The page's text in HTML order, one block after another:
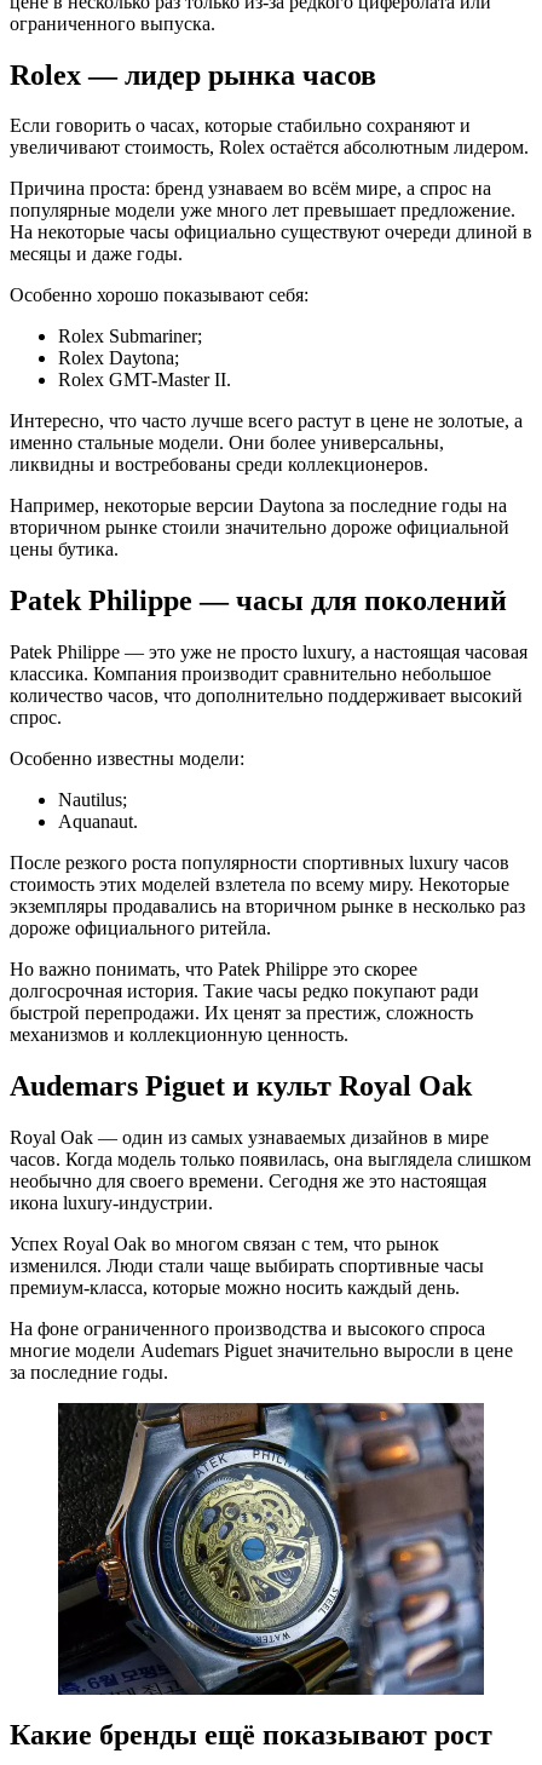
ограниченного выпуска.
Rolex — лидер рынка часов
Если говорить о часах, которые стабильно сохраняют и
увеличивают стоимость, Rolex остаётся абсолютным лидером.
Причина проста: бренд узнаваем во всём мире, а спрос на
популярные модели уже много лет превышает предложение.
На некоторые часы официально существуют очереди длиной в
месяцы и даже годы.
Особенно хорошо показывают себя:
Rolex Submariner;
Rolex Daytona;
Rolex GMT-Master II.
Интересно, что часто лучше всего растут в цене не золотые, а
именно стальные модели. Они более универсальны,
ликвидны и востребованы среди коллекционеров.
Например, некоторые версии Daytona за последние годы на
вторичном рынке стоили значительно дороже официальной
цены бутика.
Patek Philippe — часы для поколений
Patek Philippe — это уже не просто luxury, а настоящая часовая
классика. Компания производит сравнительно небольшое
количество часов, что дополнительно поддерживает высокий
спрос.
Особенно известны модели:
Nautilus;
Aquanaut.
После резкого роста популярности спортивных luxury часов
стоимость этих моделей взлетела по всему миру. Некоторые
экземпляры продавались на вторичном рынке в несколько раз
дороже официального ритейла.
Но важно понимать, что Patek Philippe это скорее
долгосрочная история. Такие часы редко покупают ради
быстрой перепродажи. Их ценят за престиж, сложность
механизмов и коллекционную ценность.
Audemars Piguet и культ Royal Oak
Royal Oak — один из самых узнаваемых дизайнов в мире
часов. Когда модель только появилась, она выглядела слишком
необычно для своего времени. Сегодня же это настоящая
икона luxury-индустрии.
Успех Royal Oak во многом связан с тем, что рынок
изменился. Люди стали чаще выбирать спортивные часы
премиум-класса, которые можно носить каждый день.
На фоне ограниченного производства и высокого спроса
многие модели Audemars Piguet значительно выросли в цене
за последние годы.
Какие бренды ещё показывают рост